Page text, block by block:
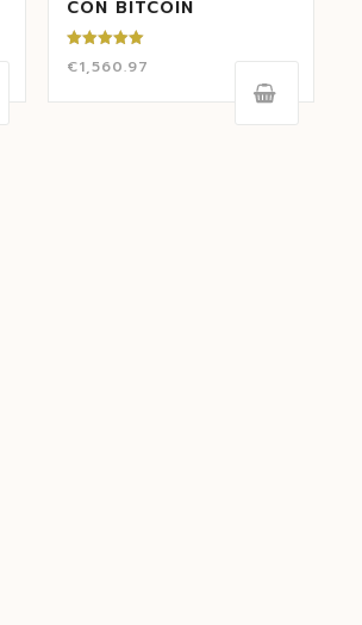
CON BITCOIN
con
€1,560.97